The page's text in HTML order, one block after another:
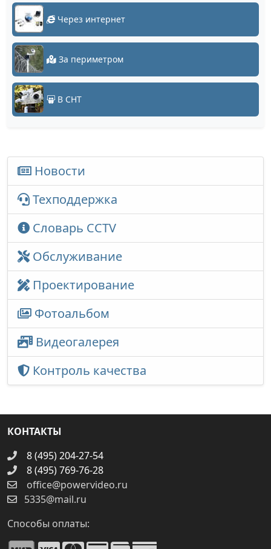
Через интернет
За периметром
В СНТ
Новости
Техподдержка
Словарь CCTV
Обслуживание
Проектирование
Фотоальбом
Видеогалерея
Контроль качества
КОНТАКТЫ
8 (495) 204-27-54
8 (495) 769-76-28
office@powervideo.ru
5335@mail.ru
Способы оплаты: